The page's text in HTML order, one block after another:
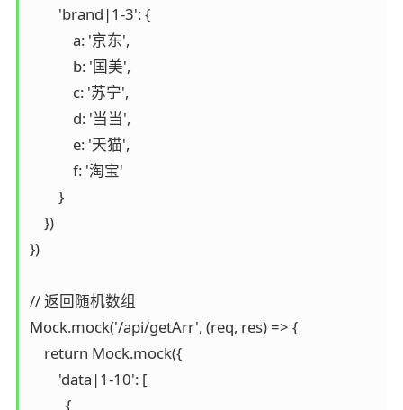
        'brand|1-3': {
            a: '京东',
            b: '国美',
            c: '苏宁',
            d: '当当',
            e: '天猫',
            f: '淘宝'
        }
    })
})
// 返回随机数组
Mock.mock('/api/getArr', (req, res) => {
    return Mock.mock({
        'data|1-10': [
          {